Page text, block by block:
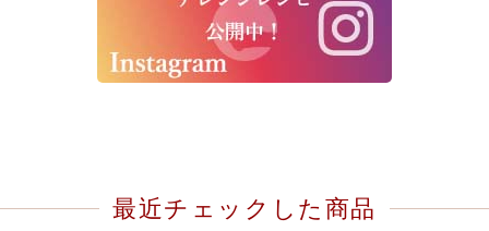
最近チェックした商品